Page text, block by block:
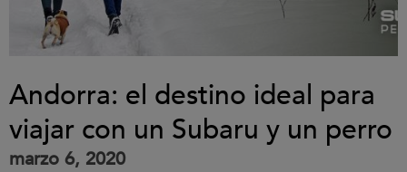
Andorra: el destino ideal para
viajar con un Subaru y un perro
marzo 6, 2020